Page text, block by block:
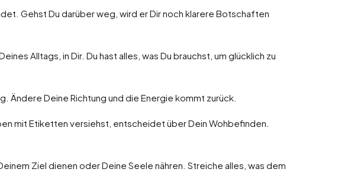
Gehst Du darüber weg, wird er Dir noch klarere Botschaften
Alltags, in Dir. Du hast alles, was Du brauchst, um glücklich zu
Ändere Deine Richtung und die Energie kommt zurück.
mit Etiketten versiehst, entscheidet über Dein Wohbefinden.
Ziel dienen oder Deine Seele nähren. Streiche alles, was dem